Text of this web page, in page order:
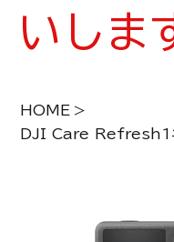
いしま
HOME >
DJI Care